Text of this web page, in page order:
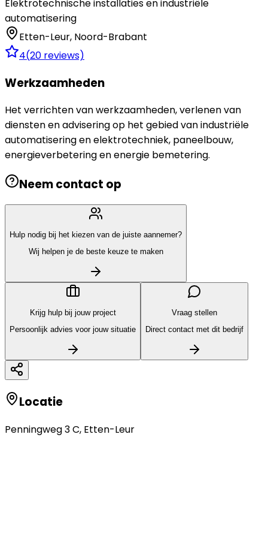
Elektrotechnische installaties en industriële
automatisering
Etten-Leur, Noord-Brabant
4(20 reviews)
Werkzaamheden
Het verrichten van werkzaamheden, verlenen van
diensten en advisering op het gebied van industriële
automatisering en elektrotechniek, paneelbouw,
energieverbetering en energie bemetering.
Neem contact op
Hulp nodig bij het kiezen van de juiste aannemer?
Wij helpen je de beste keuze te maken
Krijg hulp bij jouw project
Persoonlijk advies voor jouw situatie
Vraag stellen
Direct contact met dit bedrijf
Locatie
Penningweg 3 C, Etten-Leur